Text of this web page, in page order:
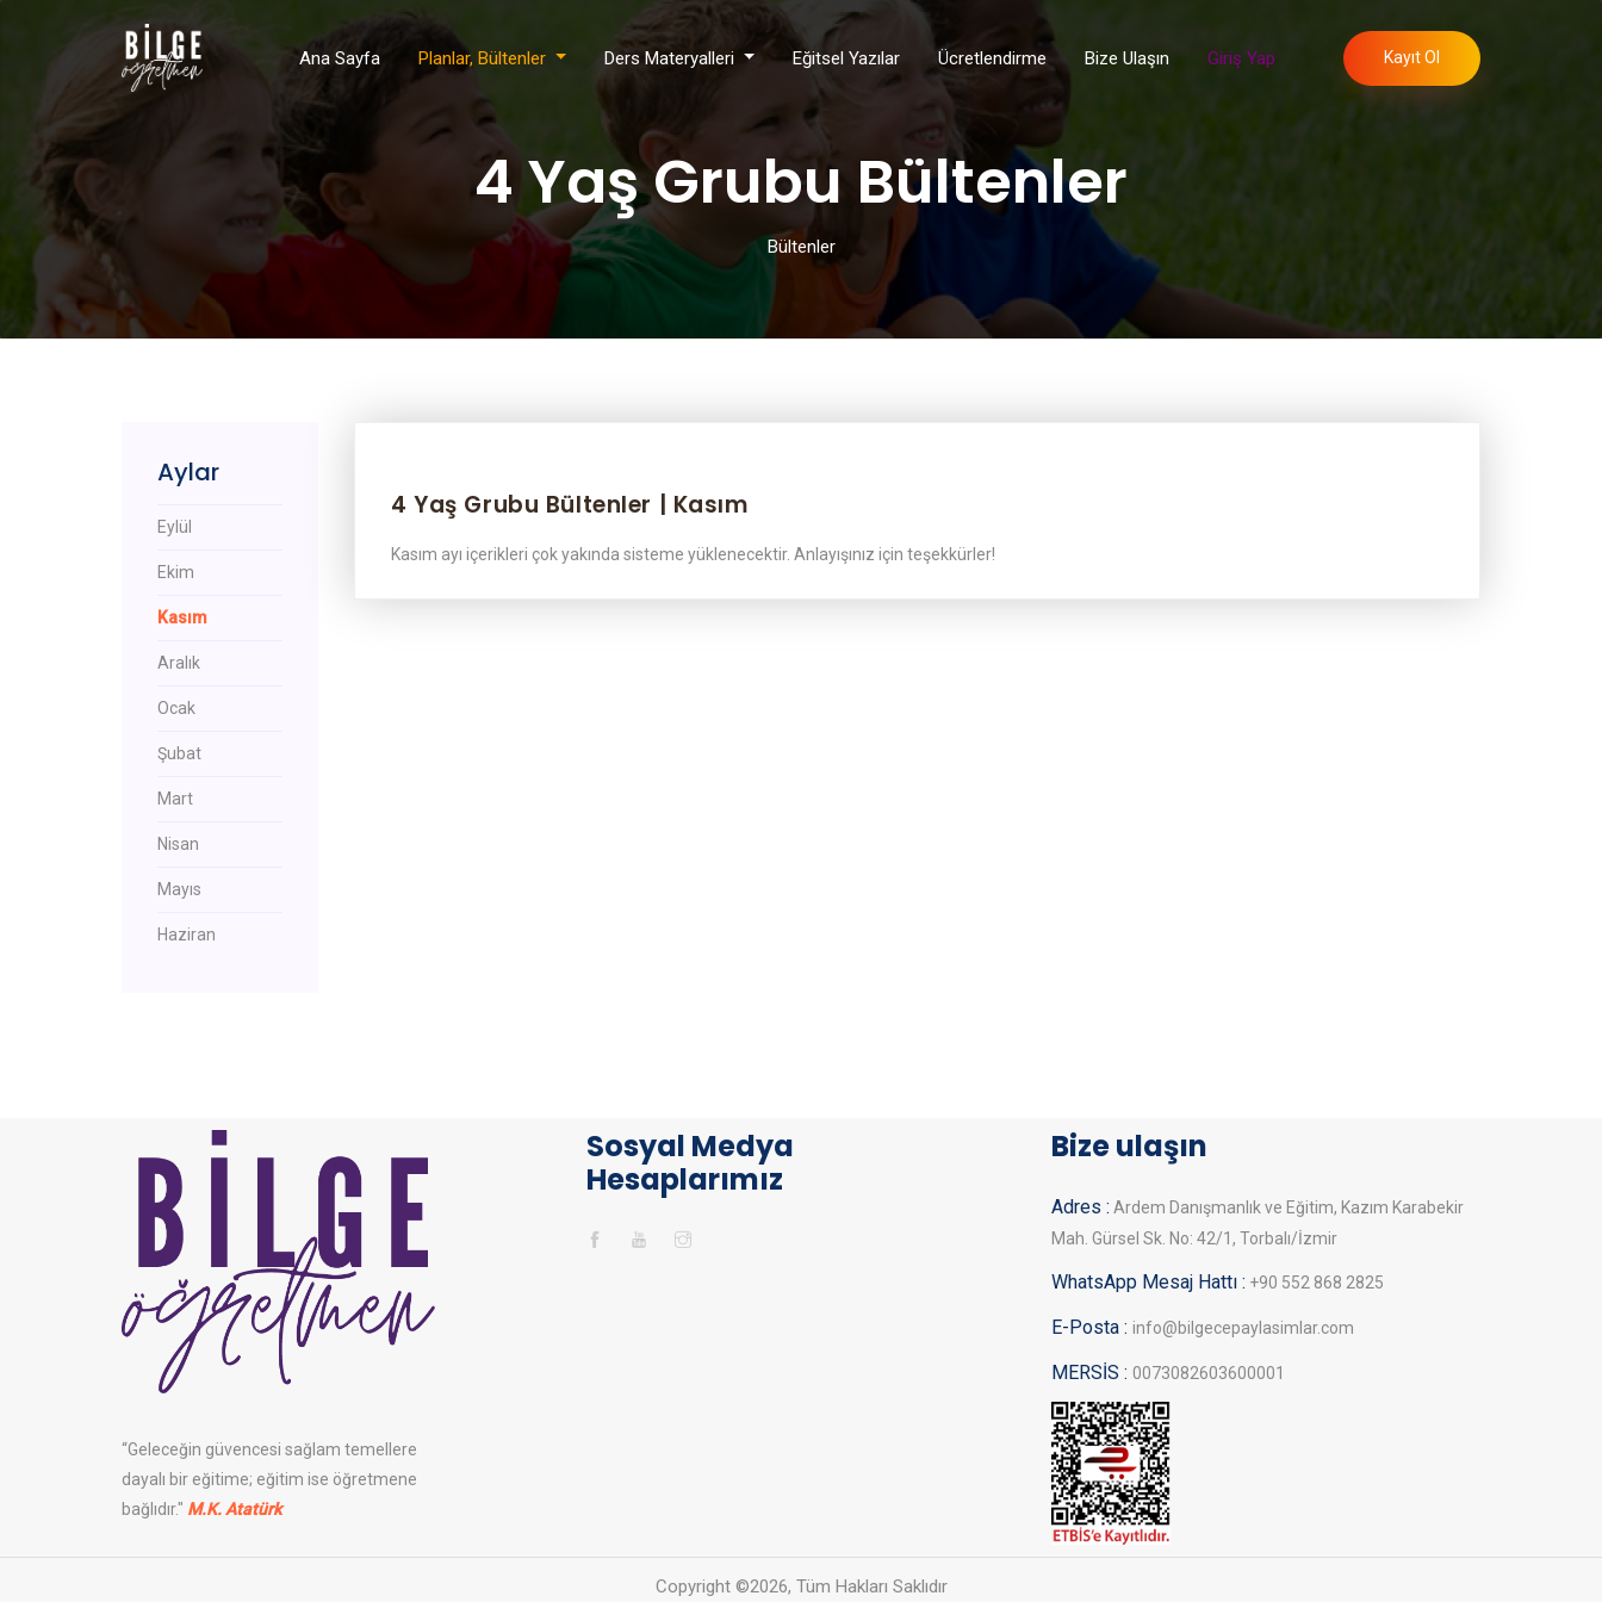
Ana Sayfa Planlar, Bültenler Ders Materyalleri Eğitsel Yazılar Ücretlendirme Bize Ulaşın Giriş Yap Kayıt Ol
4 Yaş Grubu Bültenler
Bültenler
Aylar
Eylül
Ekim
Kasım
Aralık
Ocak
Şubat
Mart
Nisan
Mayıs
Haziran
4 Yaş Grubu Bültenler | Kasım
Kasım ayı içerikleri çok yakında sisteme yüklenecektir. Anlayışınız için teşekkürler!
“Geleceğin güvencesi sağlam temellere
dayalı bir eğitime; eğitim ise öğretmene
bağlıdır." M.K. Atatürk
Sosyal Medya
Hesaplarımız
Bize ulaşın
Adres : Ardem Danışmanlık ve Eğitim, Kazım Karabekir
Mah. Gürsel Sk. No: 42/1, Torbalı/İzmir
WhatsApp Mesaj Hattı : +90 552 868 2825
E-Posta : info@bilgecepaylasimlar.com
MERSİS : 0073082603600001
Copyright ©2026, Tüm Hakları Saklıdır